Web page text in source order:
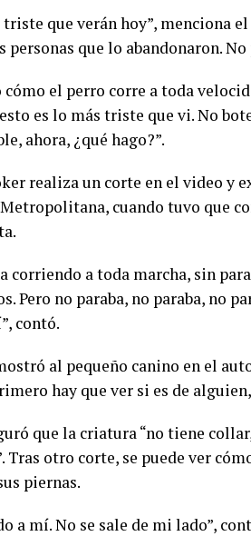
triste que verán hoy”, menciona
personas que lo abandonaron.
el perro corre a toda
es lo más triste que vi. No
ahora, ¿qué hago?”.
realiza un corte en el video y
cuando tuvo que
corriendo a toda marcha, sin
Pero no paraba, no paraba, no
contó.
al pequeño canino en el
hay que ver si es de
que la criatura “no tiene
Tras otro corte, se puede ver
piernas.
a mí. No se sale de mi lado”,